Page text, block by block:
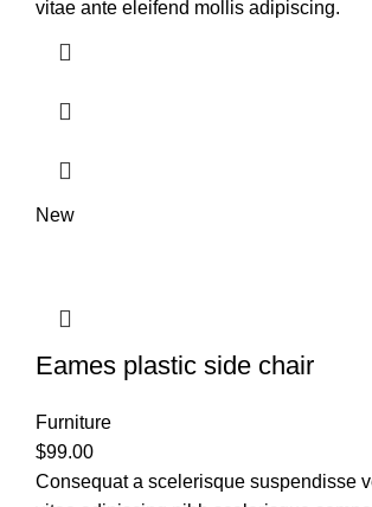
vitae ante eleifend mollis adipiscing.
New
Eames plastic side chair
Furniture
$99.00
Consequat a scelerisque suspendisse